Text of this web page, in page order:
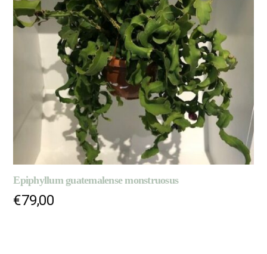
Epiphyllum guatemalense monstruosus
€79,00